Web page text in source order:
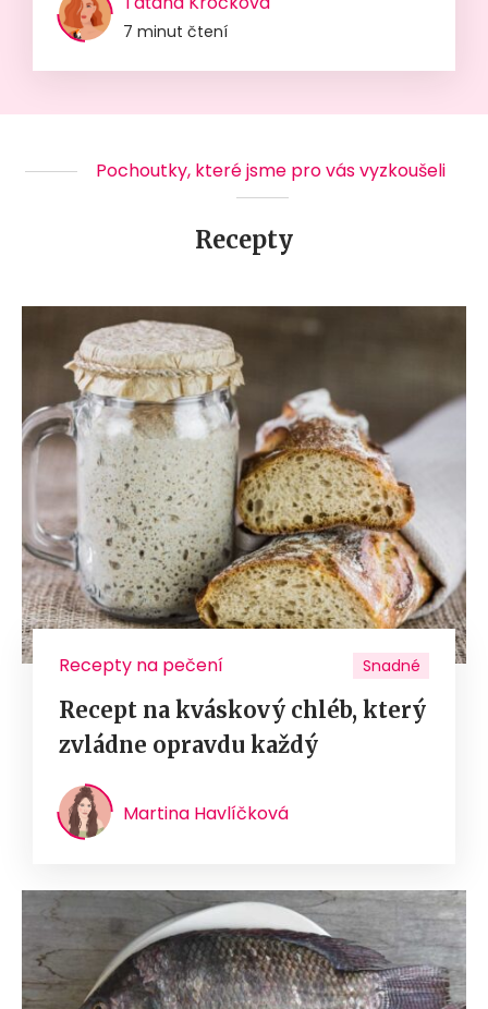
7 minut čtení
Pochoutky, které jsme pro vás vyzkoušeli
Recepty
Recepty na pečení Snadné
Recept na kváskový chléb, který
zvládne opravdu každý
Martina Havlíčková